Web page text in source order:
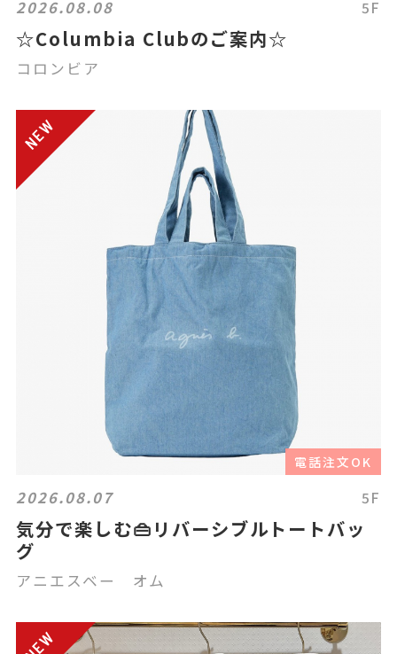
2026.08.08 5F
☆Columbia Clubのご案内☆
コロンビア
電話注文OK
2026.08.07 5F
気分で楽しむ👜リバーシブルトートバッ
グ
アニエスベー オム